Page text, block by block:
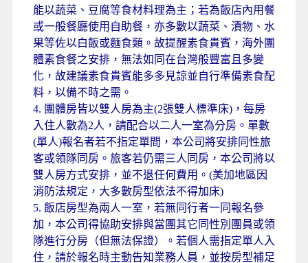
能以蔬菜、豆腐等食材料理為主；若為飯店內用餐
或一般餐廳使用自助餐，亦多數以蔬菜、漬物、水
果等佐以白飯或麵食類。故提醒素食貴賓，海外團
體素食餐之安排，無法如同在台灣般豐富且多變
化，故建議素食貴賓能多多見諒並自行準備素食配
料，以備不時之需。
4. 團體房皆以雙人房為主(2張雙人標準床)，每房
入住人數為2人，請配合以二人一室為分房。單數
(單人)報名者若不指定單間，本公司將安排同性旅
客或領隊同房。旅客若仍需三人同房，本公司將以
雙人房方式安排，並不退任何費用。(美加地區因
消防法規定，大多數房型依法不得加床)
5. 飯店房型為兩人一室，若無同行者一同報名參
加，本公司得協助安排與當團其它同性別團員或領
隊進行分房（但無法保證）。若個人需指定單人入
住，請於報名時主動告知業務人員，並按房型補足